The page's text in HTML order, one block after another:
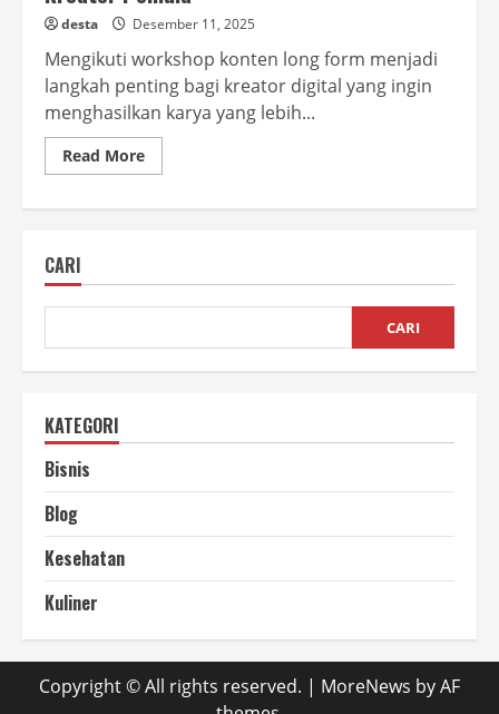
desta Desember 11, 2025
Mengikuti workshop konten long form menjadi
langkah penting bagi kreator digital yang ingin
menghasilkan karya yang lebih...
Read MoreRead
more
untuk
Pemula
CARI
CARI
KATEGORI
Bisnis
Blog
Kesehatan
Kuliner
Copyright © All rights reserved. | MoreNews by AF